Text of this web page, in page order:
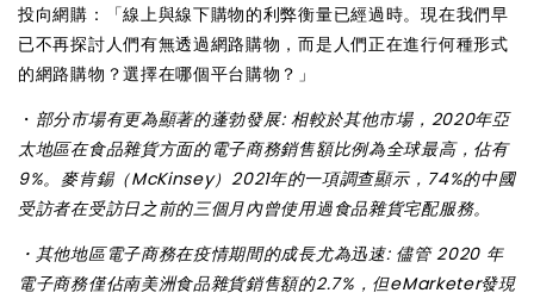
投向網購：「線上與線下購物的利弊衡量已經過時。現在我們早
已不再探討人們有無透過網路購物，而是人們正在進行何種形式
的網路購物？選擇在哪個平台購物？」
・ 部分市場有更為顯著的蓬勃發展: 相較於其他市場，2020年亞
太地區在食品雜貨方面的電子商務銷售額比例為全球最高，佔有
9%。麥肯錫（McKinsey）2021年的一項調查顯示，74%的中國
受訪者在受訪日之前的三個月內曾使用過食品雜貨宅配服務。
・其他地區電子商務在疫情期間的成長尤為迅速: 儘管 2020 年
電子商務僅佔南美洲食品雜貨銷售額的2.7%，但eMarketer發現